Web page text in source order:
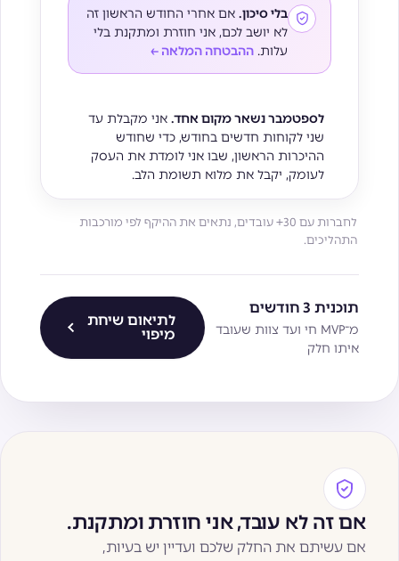
בלי סיכון. אם אחרי החודש הראשון זה
לא יושב לכם, אני חוזרת ומתקנת בלי
עלות. ההבטחה המלאה ←
לספטמבר נשאר מקום אחד. אני מקבלת עד
שני לקוחות חדשים בחודש, כדי שחודש
ההיכרות הראשון, שבו אני לומדת את העסק
לעומק, יקבל את מלוא תשומת הלב.
לחברות עם 30+ עובדים, נתאים את ההיקף לפי מורכבות
התהליכים.
תוכנית 3 חודשים
מ־MVP חי ועד צוות שעובד
איתו חלק
לתיאום שיחת
מיפוי
אם זה לא עובד, אני חוזרת ומתקנת.
אם עשיתם את החלק שלכם ועדיין יש בעיות,